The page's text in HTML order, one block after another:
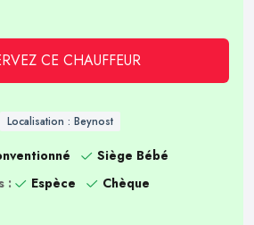
CE CHAUFFEUR
Localisation : Beynost
Siège Bébé
:
Espèce
Chèque